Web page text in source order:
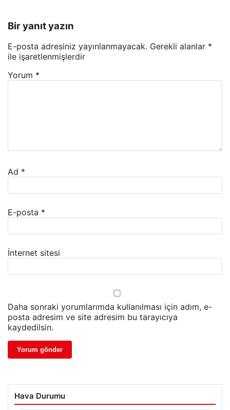
Bir yanıt yazın
E-posta adresiniz yayınlanmayacak. Gerekli alanlar *
ile işaretlenmişlerdir
Yorum *
Ad *
E-posta *
İnternet sitesi
Daha sonraki yorumlarımda kullanılması için adım, e-
posta adresim ve site adresim bu tarayıcıya
kaydedilsin.
Hava Durumu